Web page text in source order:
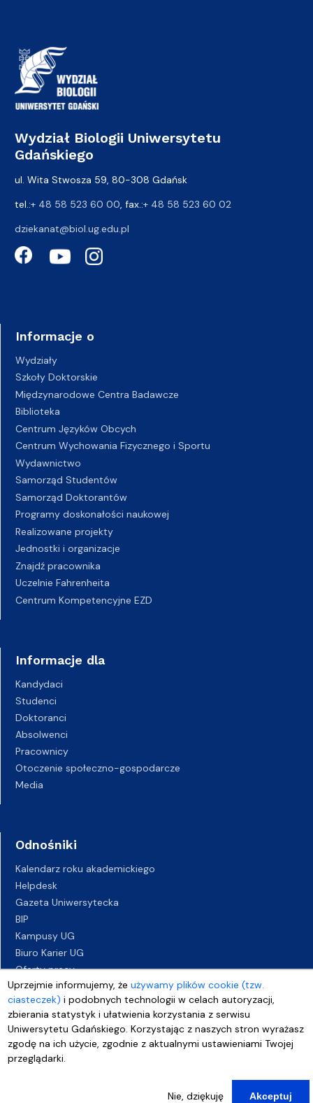
Uprzejmie informujemy, żeużywamy plików cookie (tzw.
ciasteczek) i podobnych technologii w celach autoryzacji,
zbierania statystyk i ułatwienia korzystania z serwisu
Uniwersytetu Gdańskiego. Korzystając z naszych stron wyrażasz
zgodę na ich użycie, zgodnie z aktualnymi ustawieniami Twojej
przeglądarki.
Nie, dziękuję Akceptuj
Wydział Biologii Uniwersytetu
Gdańskiego
ul. Wita Stwosza 59, 80-308 Gdańsk
tel.:+ 48 58 523 60 00, fax.:+ 48 58 523 60 02
dziekanat@biol.ug.edu.pl
Informacje o
Wydziały
Szkoły Doktorskie
Międzynarodowe Centra Badawcze
Biblioteka
Centrum Języków Obcych
Centrum Wychowania Fizycznego i Sportu
Wydawnictwo
Samorząd Studentów
Samorząd Doktorantów
Programy doskonałości naukowej
Realizowane projekty
Jednostki i organizacje
Znajdź pracownika
Uczelnie Fahrenheita
Centrum Kompetencyjne EZD
Informacje dla
Kandydaci
Studenci
Doktoranci
Absolwenci
Pracownicy
Otoczenie społeczno-gospodarcze
Media
Odnośniki
Kalendarz roku akademickiego
Helpdesk
Gazeta Uniwersytecka
BIP
Kampusy UG
Biuro Karier UG
Oferty pracy
Deklaracja dostępności